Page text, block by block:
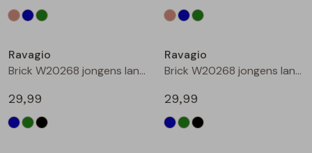
Bermuda's
Ravagio
Brick W20268 jongens lange broek Marine
29,99
Ravagio
Brick W20268 jongens lange broek Groen donker
29,99